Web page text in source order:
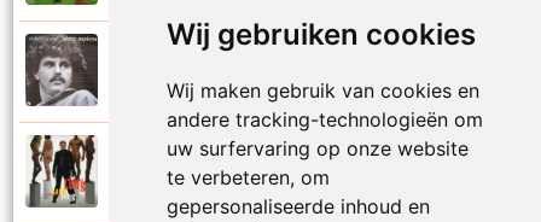
Wij gebruiken cookies
Wij maken gebruik van cookies en
andere tracking-technologieën om
uw surfervaring op onze website
te verbeteren, om
gepersonaliseerde inhoud en
Moederziel alleen
Robert Long
Mooi waar